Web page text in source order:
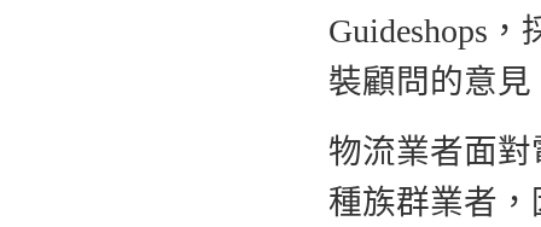
Guideshops
裝顧問的意
物流業者面
種族群業者